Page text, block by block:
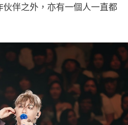
伙伴之外，亦有一個人一直都